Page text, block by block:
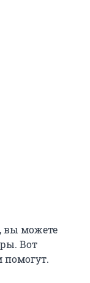
вы можете
Вот
помогут.